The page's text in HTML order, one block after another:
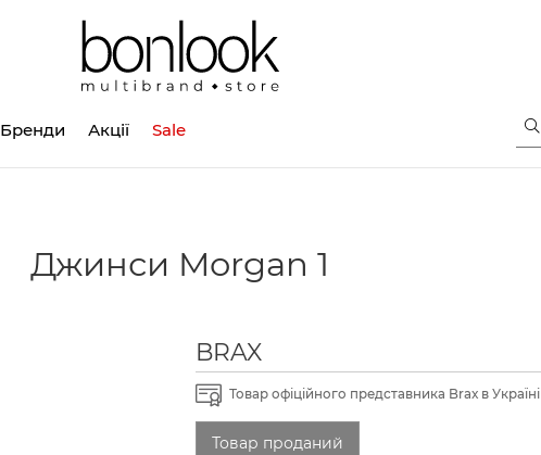
Бренди Акції Sale
Джинси Morgan 1
BRAX
Товар офіційного представника Brax в Україні
Товар проданий